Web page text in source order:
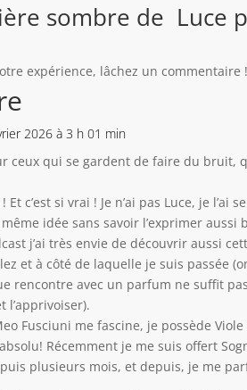
sombre de Luce
expérience, lâchez un commentaire !
2026 à 3 h 01 min
ceux qui se gardent de faire du bruit,
Et c’est si vrai ! Je n’ai pas Luce, je l’ai
même idée sans savoir l’exprimer aussi
j’ai très envie de découvrir aussi
et à côté de laquelle je suis passée
rencontre avec un parfum ne suffit
l’apprivoiser).
Fusciuni me fascine, je possède
Récemment je me suis offert
plusieurs mois, et depuis, je me